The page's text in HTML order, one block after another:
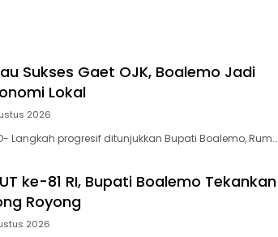
Sukses Gaet OJK, Boalemo Jadi
Lokal
2026
Langkah progresif ditunjukkan Bupati Boalemo, Rum…
ke-81 RI, Bupati Boalemo Tekankan
Royong
2026